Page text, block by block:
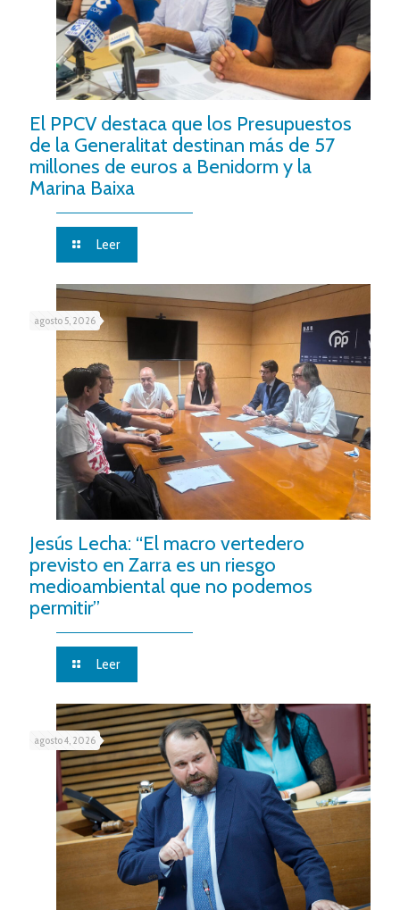
El PPCV destaca que los Presupuestos
de la Generalitat destinan más de 57
millones de euros a Benidorm y la
Marina Baixa
Leer
agosto 5, 2026
Jesús Lecha: “El macro vertedero
previsto en Zarra es un riesgo
medioambiental que no podemos
permitir”
Leer
agosto 4, 2026